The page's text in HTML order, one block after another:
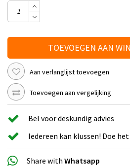
TOEVOEGEN AAN
Aan verlanglijst toevoegen
Toevoegen aan vergelijking
Bel voor deskundig advies
Iedereen kan klussen! Doe
Share with Whatsapp